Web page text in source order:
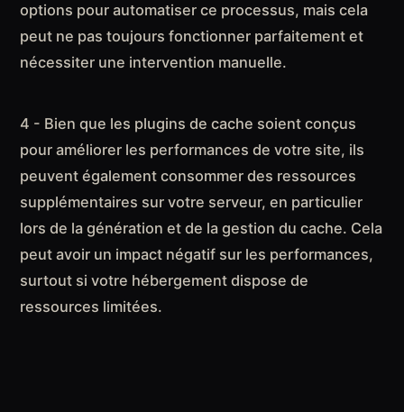
options pour automatiser ce processus, mais cela
peut ne pas toujours fonctionner parfaitement et
nécessiter une intervention manuelle.
4 - Bien que les plugins de cache soient conçus
pour améliorer les performances de votre site, ils
peuvent également consommer des ressources
supplémentaires sur votre serveur, en particulier
lors de la génération et de la gestion du cache. Cela
peut avoir un impact négatif sur les performances,
surtout si votre hébergement dispose de
ressources limitées.